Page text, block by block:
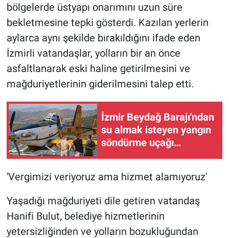
bölgelerde üstyapı onarımını uzun süre
bekletmesine tepki gösterdi. Kazılan yerlerin
aylarca aynı şekilde bırakıldığını ifade eden
İzmirli vatandaşlar, yolların bir an önce
asfaltlanarak eski haline getirilmesini ve
mağduriyetlerinin giderilmesini talep etti.
İzmir Beydağ Barajı'ndan
su almak isteyen yangın
söndürme uçağı
'Vergimizi veriyoruz ama hizmet alamıyoruz'
Yaşadığı mağduriyeti dile getiren vatandaş
Hanifi Bulut, belediye hizmetlerinin
yetersizliğinden ve yolların bozukluğundan